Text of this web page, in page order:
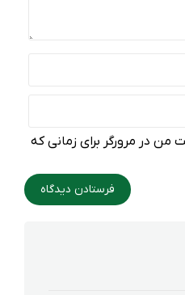
من در مرورگر برای زمانی که